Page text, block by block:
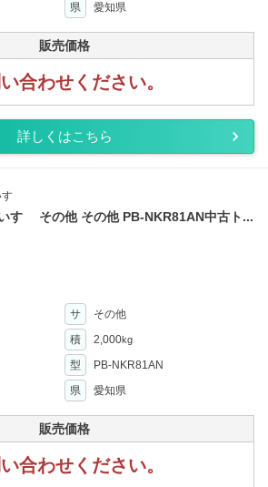
県 愛知県
販売価格
合わせください。
詳しくはこちら
ゞ
すゞ その他 その他 PB-NKR81AN中古ト...
サ
その他
積 2,000kg
型
PB-NKR81AN
県 愛知県
販売価格
合わせください。